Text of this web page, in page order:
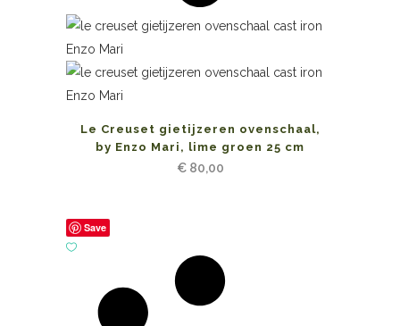
Le Creuset gietijzeren ovenschaal,
by Enzo Mari, lime groen 25 cm
€80,00
Save